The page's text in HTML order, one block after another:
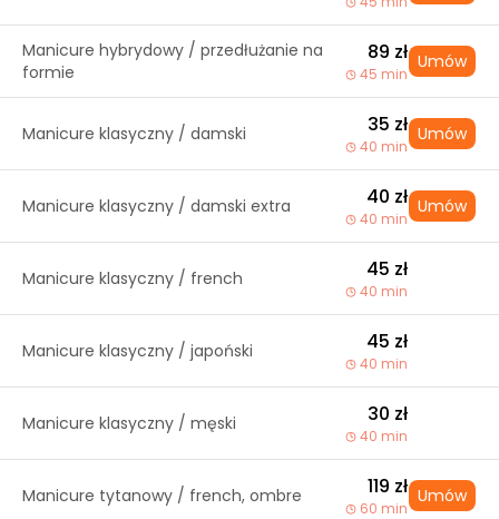
Manicure hybrydowy / przedłużanie na
formie
89 zł
45 min
Umów
Manicure klasyczny / damski 35 zł
40 min
Umów
Manicure klasyczny / damski extra 40 zł
40 min
Umów
Manicure klasyczny / french 45 zł
40 min
Manicure klasyczny / japoński 45 zł
40 min
Manicure klasyczny / męski 30 zł
40 min
Manicure tytanowy / french, ombre 119 zł
60 min
Umów